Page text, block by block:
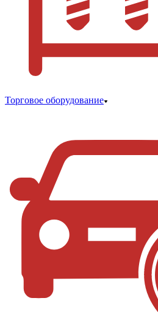
Торговое оборудование